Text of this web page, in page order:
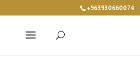
+963930660074